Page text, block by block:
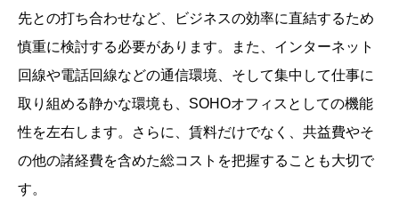
先との打ち合わせなど、ビジネスの効率に直結するため
慎重に検討する必要があります。また、インターネット
回線や電話回線などの通信環境、そして集中して仕事に
取り組める静かな環境も、SOHOオフィスとしての機能
性を左右します。さらに、賃料だけでなく、共益費やそ
の他の諸経費を含めた総コストを把握することも大切で
す。